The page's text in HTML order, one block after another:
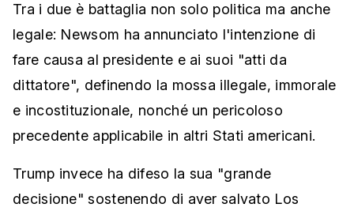
Tra i due è battaglia non solo politica ma anche
legale: Newsom ha annunciato l'intenzione di
fare causa al presidente e ai suoi "atti da
dittatore", definendo la mossa illegale, immorale
e incostituzionale, nonché un pericoloso
precedente applicabile in altri Stati americani.
Trump invece ha difeso la sua "grande
decisione" sostenendo di aver salvato Los